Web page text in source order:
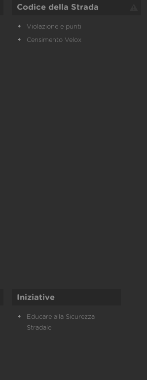
Codice della Strada
Violazione e punti
Censimento Velox
Iniziative
Educare alla Sicurezza
Stradale